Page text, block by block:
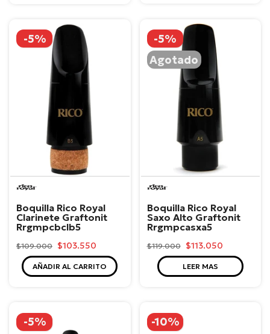
-5%
Boquilla Rico Royal
Clarinete Graftonit
Rrgmpcbclb5
$109.000 $103.550
AÑADIR AL CARRITO
-5%
Agotado
Boquilla Rico Royal
Saxo Alto Graftonit
Rrgmpcasxa5
$119.000 $113.050
LEER MAS
-5% -10%